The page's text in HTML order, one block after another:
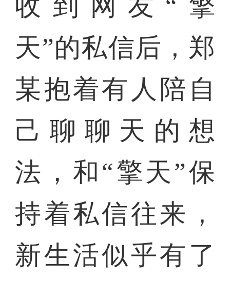
收到网友“擎
天”的私信后，郑
某抱着有人陪自
己聊聊天的想
法，和“擎天”保
持着私信往来，
新生活似乎有了